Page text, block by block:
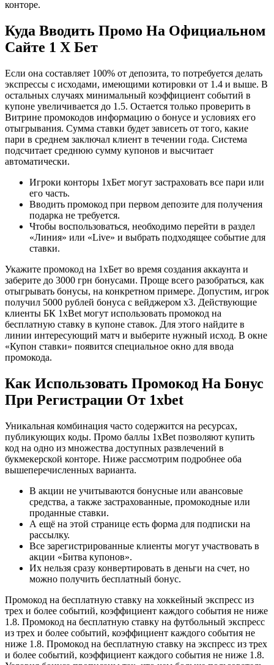
конторе.
Куда Вводить Промо На Официальном
Сайте 1 Х Бет
Если она составляет 100% от депозита, то потребуется делать
экспрессы с исходами, имеющими котировки от 1.4 и выше. В
остальных случаях минимальный коэффициент событий в
купоне увеличивается до 1.5. Остается только проверить в
Витрине промокодов информацию о бонусе и условиях его
отыгрывания. Сумма ставки будет зависеть от того, какие
пари в среднем заключал клиент в течении года. Система
подсчитает среднюю сумму купонов и высчитает
автоматически.
Игроки конторы 1хБет могут застраховать все пари или
его часть.
Вводить промокод при первом депозите для получения
подарка не требуется.
Чтобы воспользоваться, необходимо перейти в раздел
«Линия» или «Live» и выбрать подходящее событие для
ставки.
Укажите промокод на 1хБет во время создания аккаунта и
заберите до 3000 грн бонусами. Проще всего разобраться, как
отыгрывать бонусы, на конкретном примере. Допустим, игрок
получил 5000 рублей бонуса с вейджером х3. Действующие
клиенты БК 1xBet могут использовать промокод на
бесплатную ставку в купоне ставок. Для этого найдите в
линии интересующий матч и выберите нужный исход. В окне
«Купон ставки» появится специальное окно для ввода
промокода.
Как Использовать Промокод На Бонус
При Регистрации От 1xbet
Уникальная комбинация часто содержится на ресурсах,
публикующих коды. Промо баллы 1xBet позволяют купить
код на одно из множества доступных развлечений в
букмекерской конторе. Ниже рассмотрим подробнее оба
вышеперечисленных варианта.
В акции не учитываются бонусные или авансовые
средства, а также застрахованные, промокодные или
проданные ставки.
А ещё на этой странице есть форма для подписки на
рассылку.
Все зарегистрированные клиенты могут участвовать в
акции «Битва купонов».
Их нельзя сразу конвертировать в деньги на счет, но
можно получить бесплатный бонус.
Промокод на бесплатную ставку на хоккейный экспресс из
трех и более событий, коэффициент каждого события не ниже
1.8. Промокод на бесплатную ставку на футбольный экспресс
из трех и более событий, коэффициент каждого события не
ниже 1.8. Промокод на бесплатную ставку на экспресс из трех
и более событий, коэффициент каждого события не ниже 1.8.